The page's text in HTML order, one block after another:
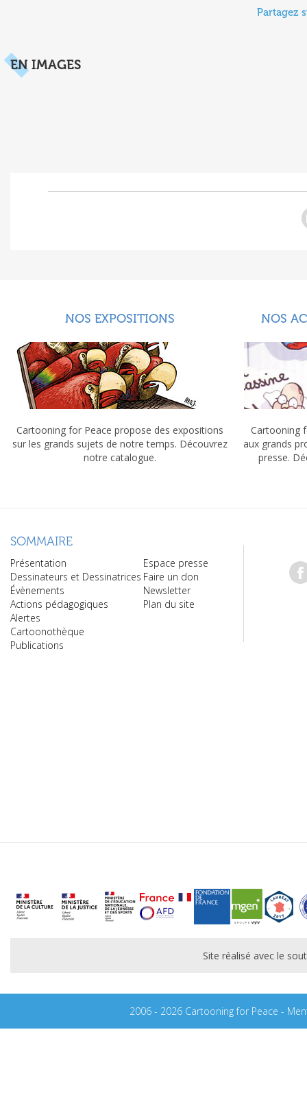
Partagez
EN IMAGES
NOS EXPOSITIONS
Cartooning for Peace propose des expositions
sur les grands sujets de notre temps. Découvrez
notre catalogue.
NOS
Cartooning
aux grands
presse.
SOMMAIRE
Présentation
Dessinateurs et Dessinatrices
Évènements
Actions pédagogiques
Alertes
Cartoonothèque
Publications
Espace presse
Faire un don
Newsletter
Plan du site
Site réalisé avec le
2006 - 2026 Cartooning for Peace -